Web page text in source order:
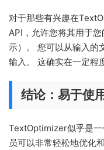
对于那些有兴趣在
API，允许您将其用于
示）。 您可以从输入的
输入。 这确实在一定程
结论：易于使
TextOptimizer似乎是一
员可以非常轻松地优化